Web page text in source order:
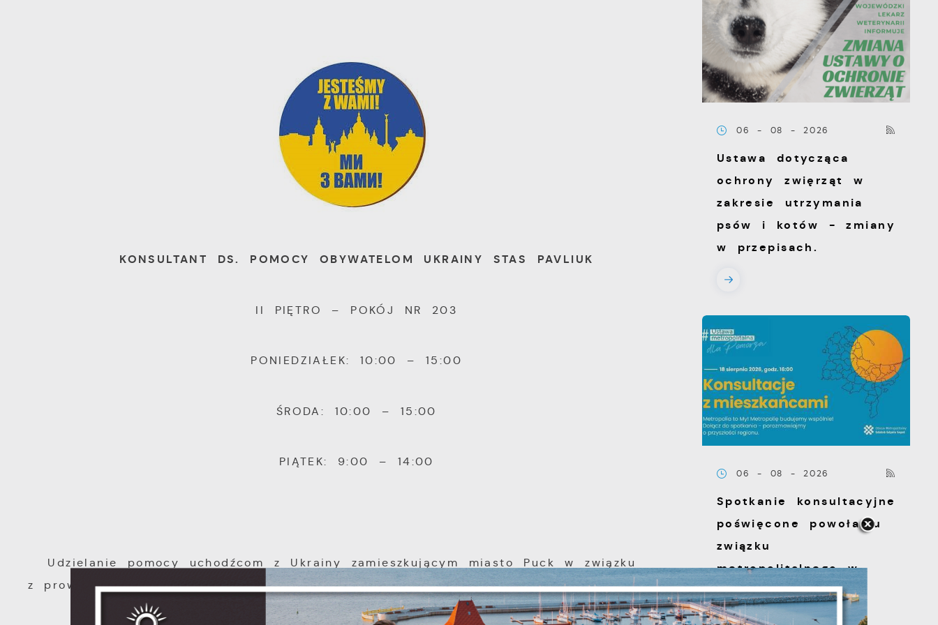
KONSULTANT DS. POMOCY OBYWATELOM UKRAINY STAS PAVLIUK
II PIĘTRO – POKÓJ NR 203
PONIEDZIAŁEK: 10:00 – 15:00
ŚRODA: 10:00 – 15:00
PIĄTEK: 9:00 – 14:00
Udzielanie pomocy uchodźcom z Ukrainy zamieszkującym miasto Puck w związku
z prowadzonym konfliktem zbrojnym na terytorium tego państwa,
06 - 08 - 2026
Ustawa dotycząca
ochrony zwięrząt w
zakresie utrzymania
psów i kotów - zmiany
w przepisach.
06 - 08 - 2026
Spotkanie konsultacyjne
poświęcone powołaniu
związku
metropolitalnego w
województwie
pomorskim
Ustawienia
Szanujemy Twoją prywatność. Możesz zmienić ustawienia